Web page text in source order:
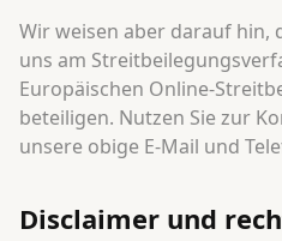
Wir weisen aber darauf hin,
uns am
Europäischen Online-
beteiligen. Nutzen Sie zur
unsere obige E-Mail und
Disclaimer und